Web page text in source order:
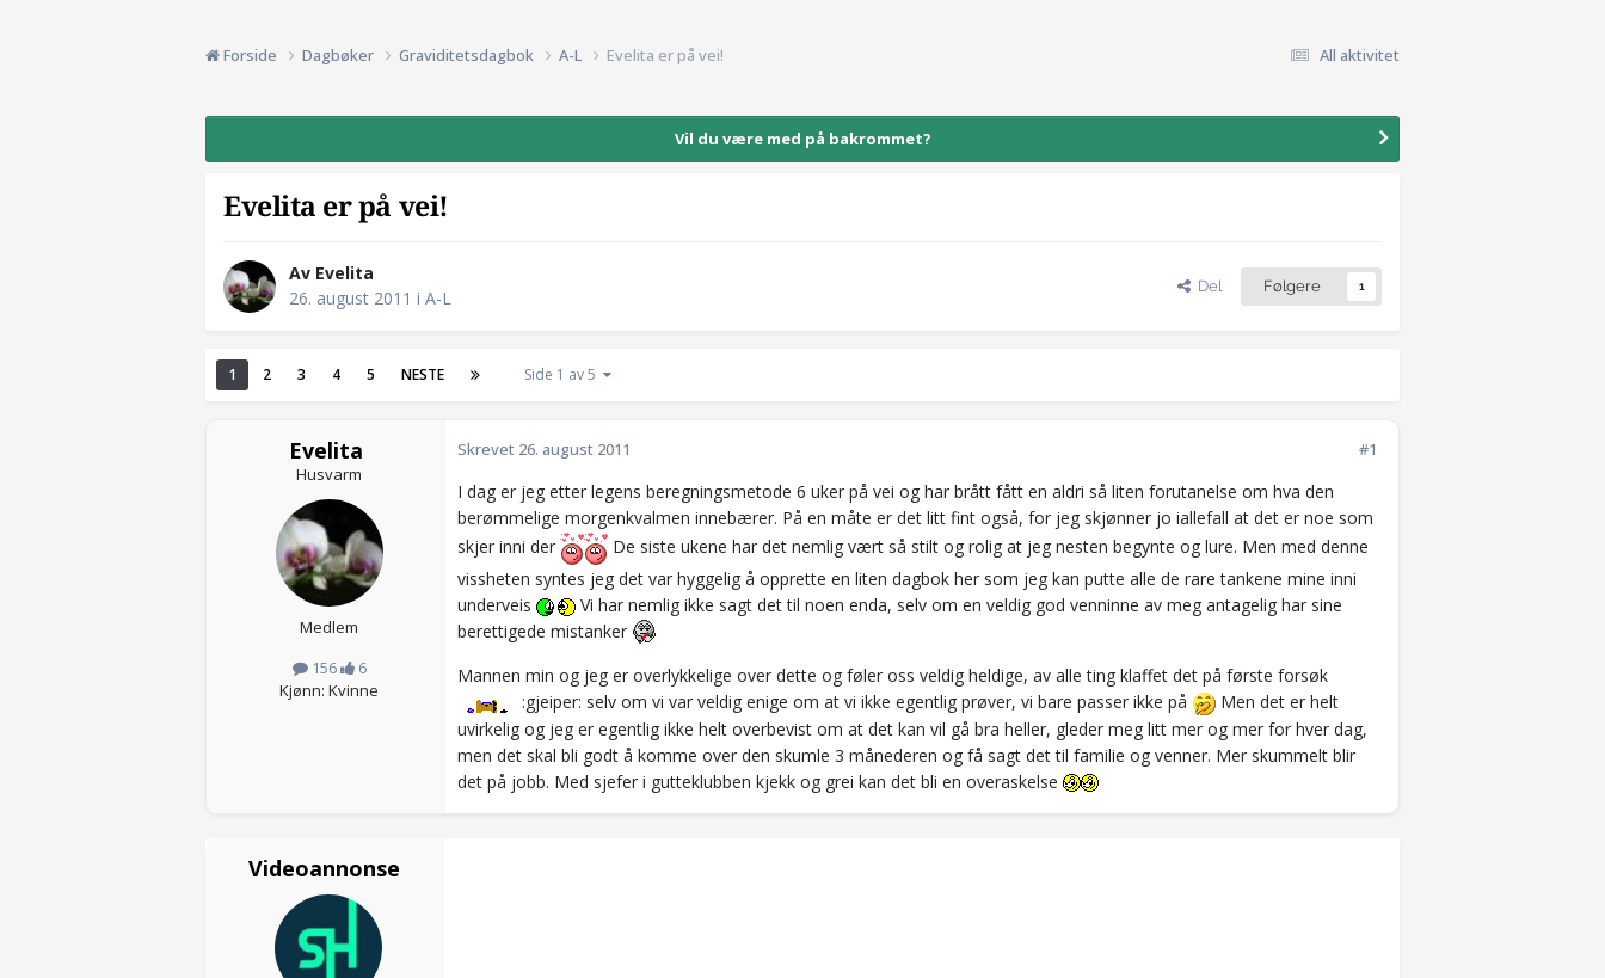
All aktivitet
Forside Dagbøker Graviditetsdagbok A-L Evelita er på vei!
Vil du være med på bakrommet?
Evelita er på vei!
Av Evelita
26. august 2011 i A-L
Del Følgere 1
1 2 3 4 5 NESTE Side 1 av 5
Evelita
Husvarm
Medlem
156
6
Kjønn: Kvinne
#1
Skrevet 26. august 2011
I dag er jeg etter legens beregningsmetode 6 uker på vei og har brått fått en aldri så liten forutanelse om hva den
berømmelige morgenkvalmen innebærer. På en måte er det litt fint også, for jeg skjønner jo iallefall at det er noe som
skjer inni der
De siste ukene har det nemlig vært så stilt og rolig at jeg nesten begynte og lure. Men med denne
vissheten syntes jeg det var hyggelig å opprette en liten dagbok her som jeg kan putte alle de rare tankene mine inni
underveis
Vi har nemlig ikke sagt det til noen enda, selv om en veldig god venninne av meg antagelig har sine
berettigede mistanker
Mannen min og jeg er overlykkelige over dette og føler oss veldig heldige, av alle ting klaffet det på første forsøk
:gjeiper: selv om vi var veldig enige om at vi ikke egentlig prøver, vi bare passer ikke på
Men det er helt
uvirkelig og jeg er egentlig ikke helt overbevist om at det kan vil gå bra heller, gleder meg litt mer og mer for hver dag,
men det skal bli godt å komme over den skumle 3 månederen og få sagt det til familie og venner. Mer skummelt blir
det på jobb. Med sjefer i gutteklubben kjekk og grei kan det bli en overaskelse
Videoannonse